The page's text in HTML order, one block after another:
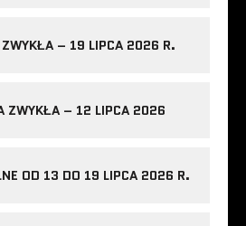
– 19 LIPCA 2026 R.
ZWYKŁA – 12 LIPCA 2026
OD 13 DO 19 LIPCA 2026 R.